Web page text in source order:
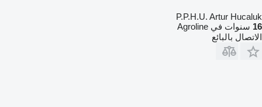
P.P.H.U. Artur Hucaluk
16 سنوات في Agroline
الاتصال بالبائع